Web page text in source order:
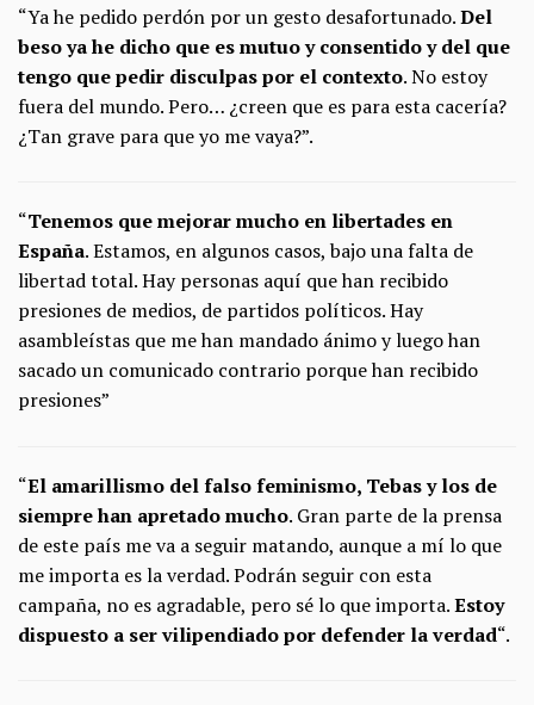
“Ya he pedido perdón por un gesto desafortunado.Del
beso ya he dicho que es mutuo y consentido y del que
tengo que pedir disculpas por el contexto. No estoy
fuera del mundo. Pero… ¿creen que es para esta cacería?
¿Tan grave para que yo me vaya?”.
“Tenemos que mejorar mucho en libertades en
España. Estamos, en algunos casos, bajo una falta de
libertad total. Hay personas aquí que han recibido
presiones de medios, de partidos políticos. Hay
asambleístas que me han mandado ánimo y luego han
sacado un comunicado contrario porque han recibido
presiones”
“El amarillismo del falso feminismo, Tebas y los de
siempre han apretado mucho. Gran parte de la prensa
de este país me va a seguir matando, aunque a mí lo que
me importa es la verdad. Podrán seguir con esta
campaña, no es agradable, pero sé lo que importa.Estoy
dispuesto a ser vilipendiado por defender la verdad“.